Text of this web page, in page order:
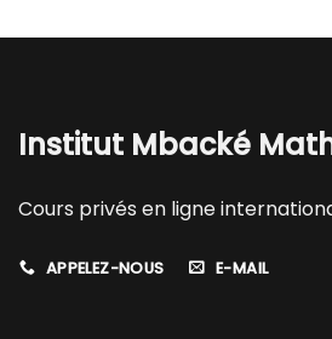
Institut Mbacké
Cours privés en ligne
APPELEZ-NOUS E-MAIL